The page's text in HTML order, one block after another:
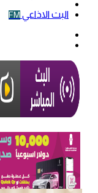
البث الاذاعي FM